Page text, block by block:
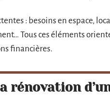
: besoins en espace,
Tous ces éléments
financières.
rénovation